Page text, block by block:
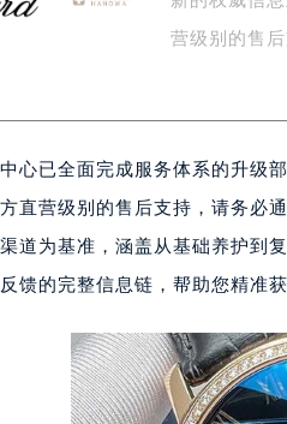
海陵区永定东路399号置地商务
城区胜利东路379号世茂天际
湖区广益路705号嘉兴世界贸
谷滩新区红谷中大道998号绿
历下区经十路11111号华润中心
越秀区环市东路371-375号世界
罗湖区深南东路5001号华润大厦
惠城区江北文昌一路7号华贸大
营级别的售
心已全面完成服务体系的升级
直营级别的售后支持，请务必
道为基准，涵盖从基础养护到
馈的完整信息链，帮助您精准